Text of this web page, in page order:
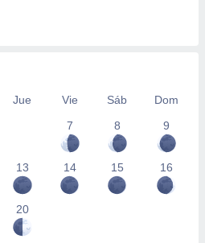
Jue Vie Sáb
Dom
7
8 9
13 14 15 16
20